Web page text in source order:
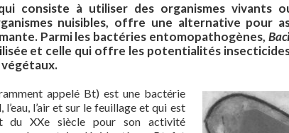
consiste à utiliser des organismes vivants
nuisibles, offre une alternative pour
. Parmi les bactéries entomopathogènes,
et celle qui offre les potentialités
appelé Bt) est une bactérie
l’eau, l’air et sur le feuillage et qui est
du XXe siècle pour son activité